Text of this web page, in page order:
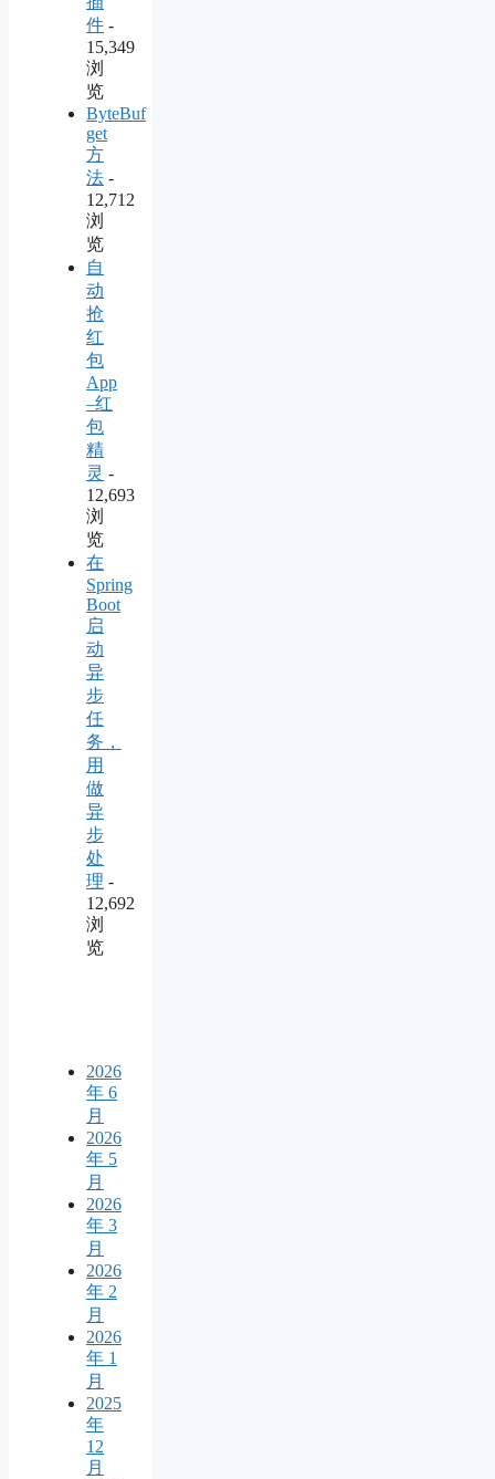
件 -
15,349
浏
览
ByteBuf
get
方
法 -
12,712
浏
览
自
动
抢
红
包
App
–红
包
精
灵 -
12,693
浏
览
在
Spring
Boot
启
动
异
步
任
务，
用
做
异
步
处
理 -
12,692
浏
览
2026
年 6
月
2026
年 5
月
2026
年 3
月
2026
年 2
月
2026
年 1
月
2025
年
12
月